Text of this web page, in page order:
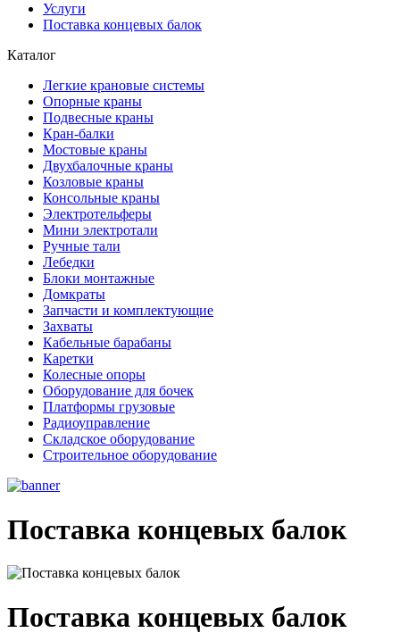
Услуги
Поставка концевых балок
Каталог
Легкие крановые системы
Опорные краны
Подвесные краны
Кран-балки
Мостовые краны
Двухбалочные краны
Козловые краны
Консольные краны
Электротельферы
Мини электротали
Ручные тали
Лебедки
Блоки монтажные
Домкраты
Запчасти и комплектующие
Захваты
Кабельные барабаны
Каретки
Колесные опоры
Оборудование для бочек
Платформы грузовые
Радиоуправление
Складское оборудование
Строительное оборудование
Поставка концевых балок
Поставка концевых балок